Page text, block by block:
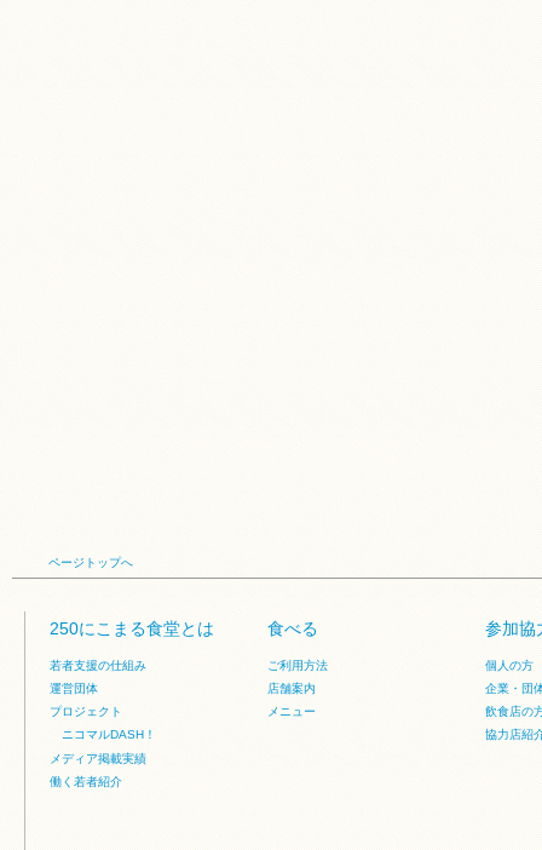
ページトップへ
250にこまる食堂とは
若者支援の仕組み
運営団体
プロジェクト
ニコマルDASH！
メディア掲載実績
働く若者紹介
食べる
ご利用方法
店舗案内
メニュー
参加協
個人の方
企業・団
飲食店の
協力店紹